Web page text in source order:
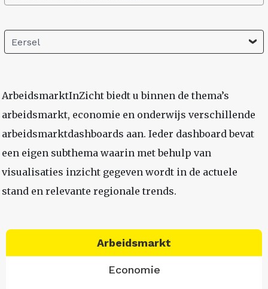
Eersel
ArbeidsmarktInZicht biedt u binnen de thema’s
arbeidsmarkt, economie en onderwijs verschillende
arbeidsmarktdashboards aan. Ieder dashboard bevat
een eigen subthema waarin met behulp van
visualisaties inzicht gegeven wordt in de actuele
stand en relevante regionale trends.
Arbeidsmarkt
Economie